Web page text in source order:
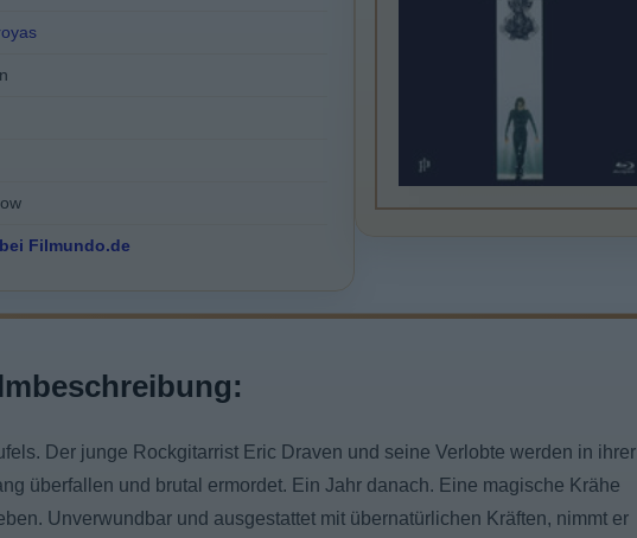
Filmundo.de
Der junge Rockgitarrist Eric Draven und seine Verlobte werden in ihrer
überfallen und brutal ermordet. Ein Jahr danach. Eine magische Krähe
Unverwundbar und ausgestattet mit übernatürlichen Kräften, nimmt er